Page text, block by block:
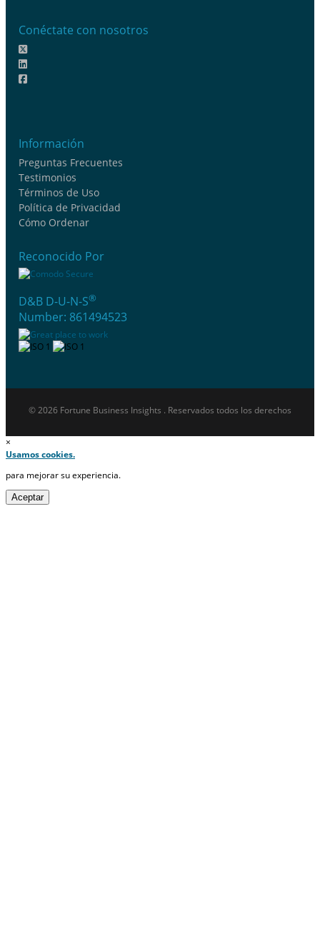
Conéctate con nosotros
Información
Preguntas Frecuentes
Testimonios
Términos de Uso
Política de Privacidad
Cómo Ordenar
Reconocido Por
D&B D-U-N-S®
Number: 861494523
© 2026 Fortune Business Insights . Reservados todos los derechos
×
Usamos cookies.
para mejorar su experiencia.
Aceptar